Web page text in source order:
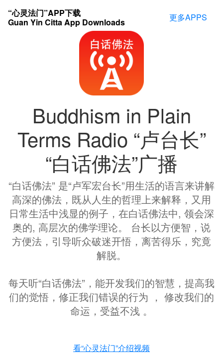
更多APPS
“心灵法门”APP下载
Guan Yin Citta App Downloads
Buddhism in Plain
Terms Radio “卢台长”
“白话佛法”广播
“白话佛法” 是“卢军宏台长”用生活的语言来讲解
高深的佛法，既从人生的哲理上来解释，又用
日常生活中浅显的例子，在白话佛法中, 领会深
奥的, 高层次的佛学理论。 台长以方便智，说
方便法，引导听众破迷开悟，离苦得乐，究竟
解脱。
每天听“白话佛法”，能开发我们的智慧，提高我
们的觉悟，修正我们错误的行为 ， 修改我们的
命运，受益不浅 。
看“心灵法门”介绍视频